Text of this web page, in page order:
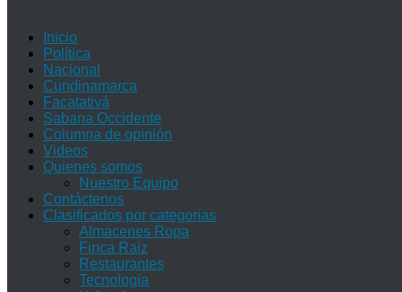
Inicio
Política
Nacional
Cundinamarca
Facatativá
Sabana Occidente
Columna de opinión
Videos
Quienes somos
Nuestro Equipo
Contáctenos
Clasificados por categorias
Almacenes Ropa
Finca Raiz
Restaurantes
Tecnologia